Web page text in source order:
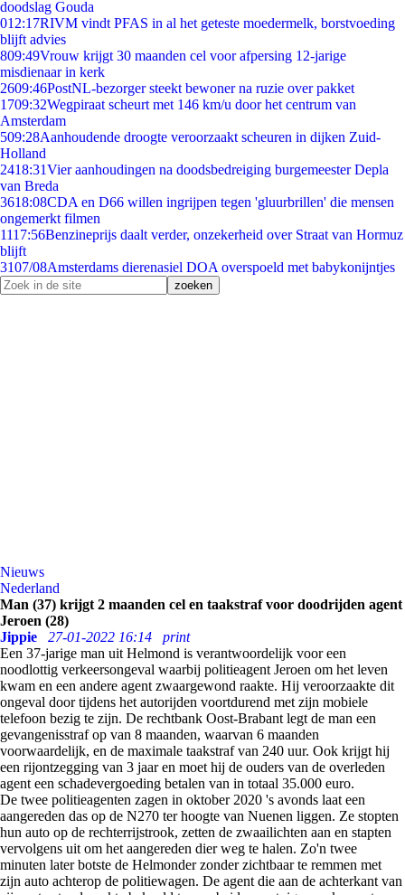
doodslag Gouda
012:17RIVM vindt PFAS in al het geteste moedermelk, borstvoeding
blijft advies
809:49Vrouw krijgt 30 maanden cel voor afpersing 12-jarige
misdienaar in kerk
2609:46PostNL-bezorger steekt bewoner na ruzie over pakket
1709:32Wegpiraat scheurt met 146 km/u door het centrum van
Amsterdam
509:28Aanhoudende droogte veroorzaakt scheuren in dijken Zuid-
Holland
2418:31Vier aanhoudingen na doodsbedreiging burgemeester Depla
van Breda
3618:08CDA en D66 willen ingrijpen tegen 'gluurbrillen' die mensen
ongemerkt filmen
1117:56Benzineprijs daalt verder, onzekerheid over Straat van Hormuz
blijft
3107/08Amsterdams dierenasiel DOA overspoeld met babykonijntjes
Nieuws
Nederland
Man (37) krijgt 2 maanden cel en taakstraf voor doodrijden agent
Jeroen (28)
Jippie
27-01-2022 16:14
print
Een 37-jarige man uit Helmond is verantwoordelijk voor een
noodlottig verkeersongeval waarbij politieagent Jeroen om het leven
kwam en een andere agent zwaargewond raakte. Hij veroorzaakte dit
ongeval door tijdens het autorijden voortdurend met zijn mobiele
telefoon bezig te zijn. De rechtbank Oost-Brabant legt de man een
gevangenisstraf op van 8 maanden, waarvan 6 maanden
voorwaardelijk, en de maximale taakstraf van 240 uur. Ook krijgt hij
een rijontzegging van 3 jaar en moet hij de ouders van de overleden
agent een schadevergoeding betalen van in totaal 35.000 euro.
De twee politieagenten zagen in oktober 2020 's avonds laat een
aangereden das op de N270 ter hoogte van Nuenen liggen. Ze stopten
hun auto op de rechterrijstrook, zetten de zwaailichten aan en stapten
vervolgens uit om het aangereden dier weg te halen. Zo'n twee
minuten later botste de Helmonder zonder zichtbaar te remmen met
zijn auto achterop de politiewagen. De agent die aan de achterkant van